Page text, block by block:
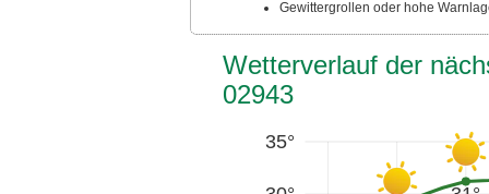
Gewittergrollen oder hohe
Wetterverlauf der
02943
35°